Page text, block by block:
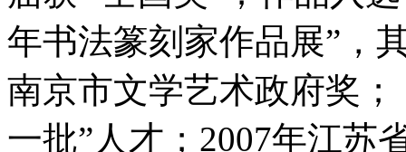
年书法篆刻家作品展”，
南京市文学艺术政府奖
一批”人才；2007年江苏